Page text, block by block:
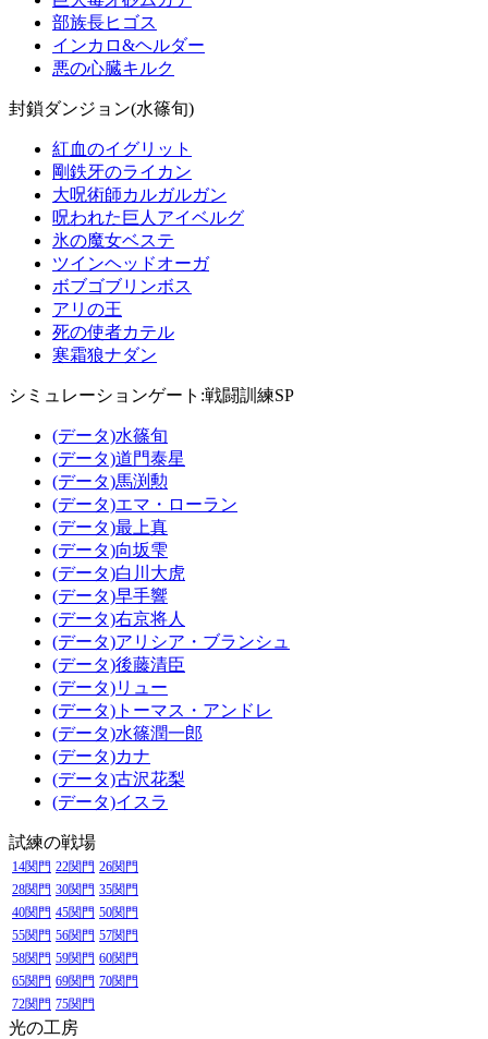
部族長ヒゴス
インカロ&ヘルダー
悪の心臓キルク
封鎖ダンジョン(水篠旬)
紅血のイグリット
剛鉄牙のライカン
大呪術師カルガルガン
呪われた巨人アイベルグ
氷の魔女ベステ
ツインヘッドオーガ
ボブゴブリンボス
アリの王
死の使者カテル
寒霜狼ナダン
シミュレーションゲート:戦闘訓練SP
(データ)水篠旬
(データ)道門泰星
(データ)馬渕勲
(データ)エマ・ローラン
(データ)最上真
(データ)向坂雫
(データ)白川大虎
(データ)早手響
(データ)右京将人
(データ)アリシア・ブランシュ
(データ)後藤清臣
(データ)リュー
(データ)トーマス・アンドレ
(データ)水篠潤一郎
(データ)カナ
(データ)古沢花梨
(データ)イスラ
試練の戦場
14関門 22関門 26関門
28関門 30関門 35関門
40関門 45関門 50関門
55関門 56関門 57関門
58関門 59関門 60関門
65関門 69関門 70関門
72関門 75関門
光の工房